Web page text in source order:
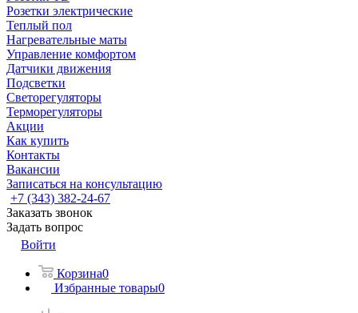
Розетки электрические
Теплый пол
Нагревательные маты
Управление комфортом
Датчики движения
Подсветки
Светорегуляторы
Терморегуляторы
Акции
Как купить
Контакты
Вакансии
Записаться на консультацию
+7 (343) 382-24-67
Заказать звонок
Задать вопрос
Войти
Корзина0
Избранные товары0